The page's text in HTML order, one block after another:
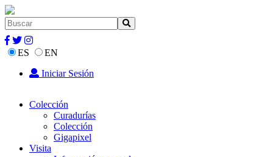
ES
EN
Iniciar Sesión
Colección
Curadurías
Colección
Gigapixel
Visita